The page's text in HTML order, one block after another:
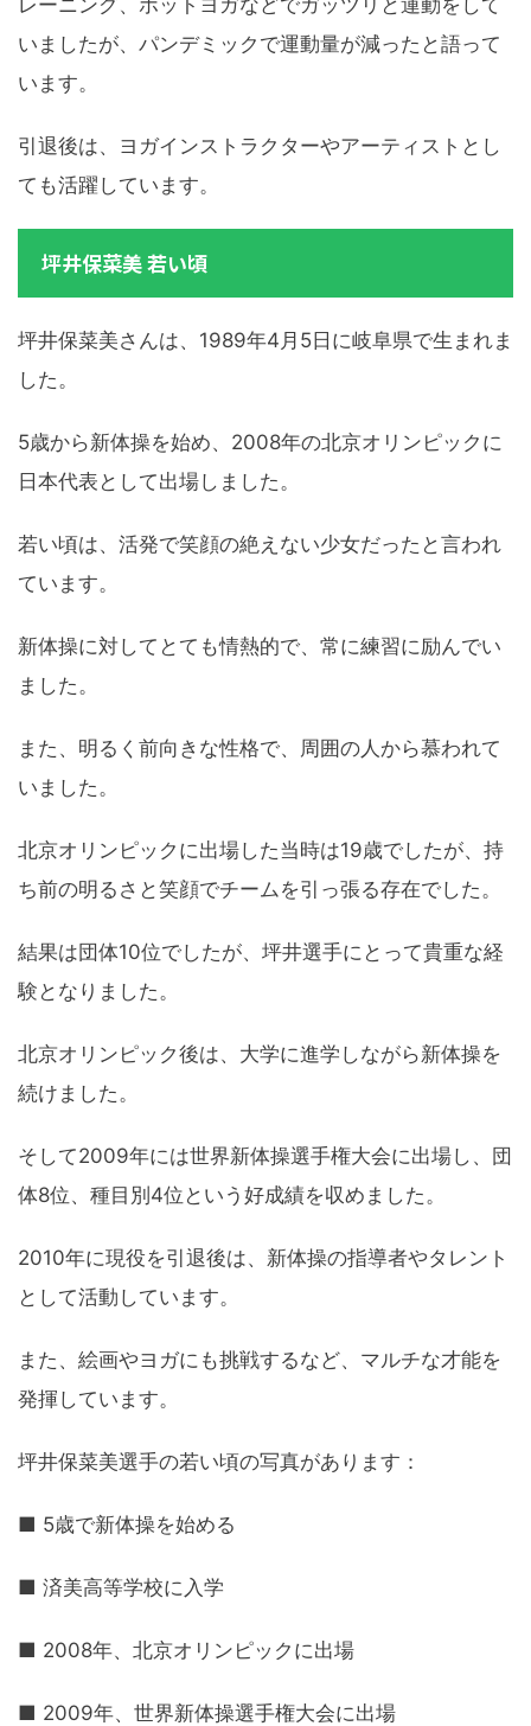
いましたが、パンデミックで運動量が減ったと語って
います。
引退後は、ヨガインストラクターやアーティストとし
ても活躍しています。
坪井保菜美 若い頃
坪井保菜美さんは、1989年4月5日に岐阜県で生まれま
した。
5歳から新体操を始め、2008年の北京オリンピックに
日本代表として出場しました。
若い頃は、活発で笑顔の絶えない少女だったと言われ
ています。
新体操に対してとても情熱的で、常に練習に励んでい
ました。
また、明るく前向きな性格で、周囲の人から慕われて
いました。
北京オリンピックに出場した当時は19歳でしたが、持
ち前の明るさと笑顔でチームを引っ張る存在でした。
結果は団体10位でしたが、坪井選手にとって貴重な経
験となりました。
北京オリンピック後は、大学に進学しながら新体操を
続けました。
そして2009年には世界新体操選手権大会に出場し、団
体8位、種目別4位という好成績を収めました。
2010年に現役を引退後は、新体操の指導者やタレント
として活動しています。
また、絵画やヨガにも挑戦するなど、マルチな才能を
発揮しています。
坪井保菜美選手の若い頃の写真があります：
■ 5歳で新体操を始める
■ 済美高等学校に入学
■ 2008年、北京オリンピックに出場
■ 2009年、世界新体操選手権大会に出場